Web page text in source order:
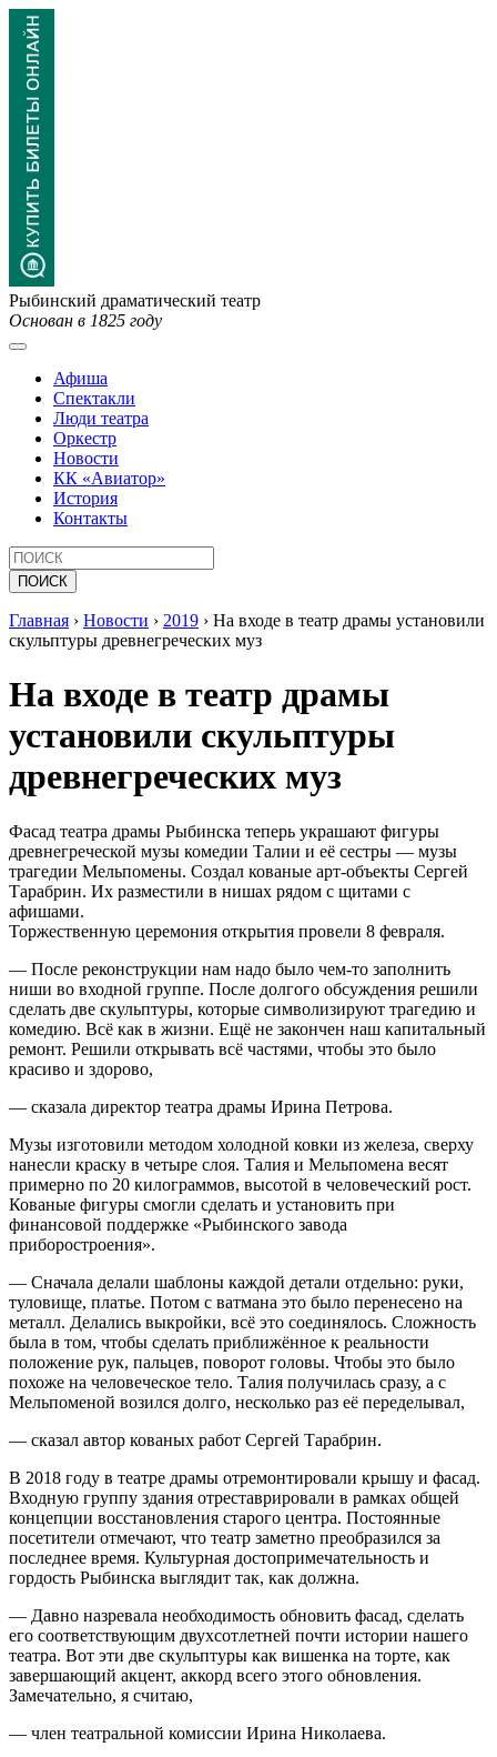
Рыбинский драматический театр
Основан в 1825 году
Афиша
Спектакли
Люди театра
Оркестр
Новости
КК «Авиатор»
История
Контакты
Главная › Новости › 2019 › На входе в театр драмы установили
скульптуры древнегреческих муз
На входе в театр драмы
установили скульптуры
древнегреческих муз
Фасад театра драмы Рыбинска теперь украшают фигуры
древнегреческой музы комедии Талии и её сестры — музы
трагедии Мельпомены. Создал кованые арт-объекты Сергей
Тарабрин. Их разместили в нишах рядом с щитами с
афишами.
Торжественную церемония открытия провели 8 февраля.
— После реконструкции нам надо было чем-то заполнить
ниши во входной группе. После долгого обсуждения решили
сделать две скульптуры, которые символизируют трагедию и
комедию. Всё как в жизни. Ещё не закончен наш капитальный
ремонт. Решили открывать всё частями, чтобы это было
красиво и здорово,
— сказала директор театра драмы Ирина Петрова.
Музы изготовили методом холодной ковки из железа, сверху
нанесли краску в четыре слоя. Талия и Мельпомена весят
примерно по 20 килограммов, высотой в человеческий рост.
Кованые фигуры смогли сделать и установить при
финансовой поддержке «Рыбинского завода
приборостроения».
— Сначала делали шаблоны каждой детали отдельно: руки,
туловище, платье. Потом с ватмана это было перенесено на
металл. Делались выкройки, всё это соединялось. Сложность
была в том, чтобы сделать приближённое к реальности
положение рук, пальцев, поворот головы. Чтобы это было
похоже на человеческое тело. Талия получилась сразу, а с
Мельпоменой возился долго, несколько раз её переделывал,
— сказал автор кованых работ Сергей Тарабрин.
В 2018 году в театре драмы отремонтировали крышу и фасад.
Входную группу здания отреставрировали в рамках общей
концепции восстановления старого центра. Постоянные
посетители отмечают, что театр заметно преобразился за
последнее время. Культурная достопримечательность и
гордость Рыбинска выглядит так, как должна.
— Давно назревала необходимость обновить фасад, сделать
его соответствующим двухсотлетней почти истории нашего
театра. Вот эти две скульптуры как вишенка на торте, как
завершающий акцент, аккорд всего этого обновления.
Замечательно, я считаю,
— член театральной комиссии Ирина Николаева.